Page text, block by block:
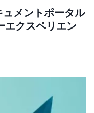
メントポータル
エクスペリエン